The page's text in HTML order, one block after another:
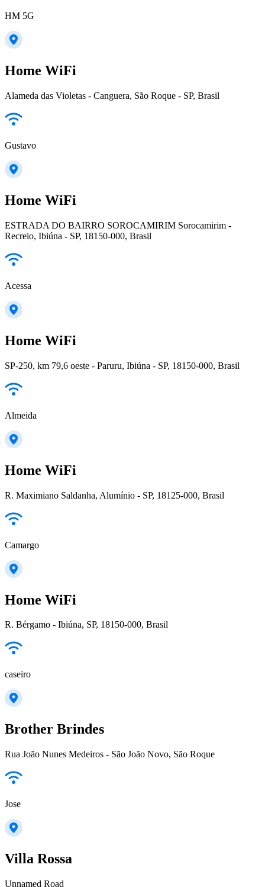
HM 5G
Home WiFi
Alameda das Violetas - Canguera, São Roque - SP, Brasil
Gustavo
Home WiFi
ESTRADA DO BAIRRO SOROCAMIRIM Sorocamirim -
Recreio, Ibiúna - SP, 18150-000, Brasil
Acessa
Home WiFi
SP-250, km 79,6 oeste - Paruru, Ibiúna - SP, 18150-000, Brasil
Almeida
Home WiFi
R. Maximiano Saldanha, Alumínio - SP, 18125-000, Brasil
Camargo
Home WiFi
R. Bérgamo - Ibiúna, SP, 18150-000, Brasil
caseiro
Brother Brindes
Rua João Nunes Medeiros - São João Novo, São Roque
Jose
Villa Rossa
Unnamed Road